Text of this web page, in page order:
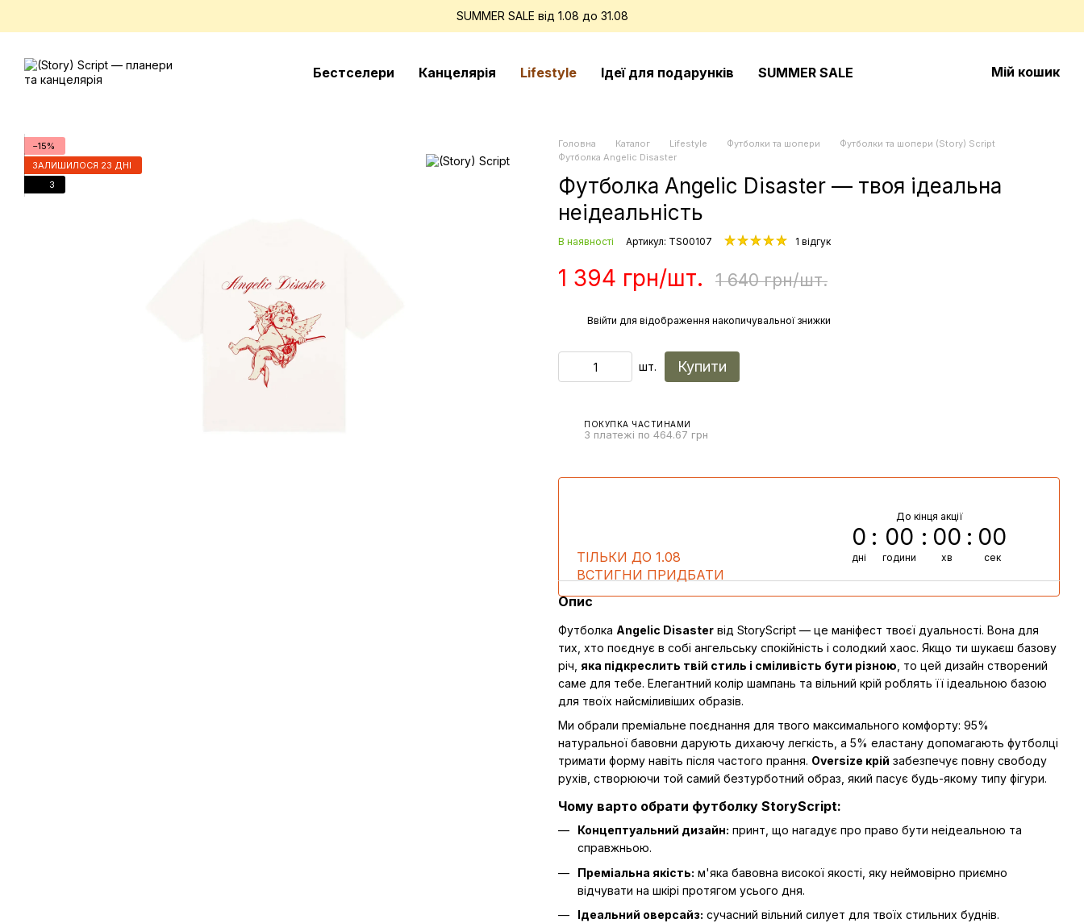
SUMMER SALE від 1.08 до 31.08
Бестселери Канцелярія Lifestyle Ідеї для подарунків SUMMER SALE Мій кошик
−15%
ЗАЛИШИЛОСЯ 23 ДНІ
3
Головна Каталог Lifestyle Футболки та шопери
Футболки та шопери (Story) Script
Футболка Angelic Disaster
Футболка Angelic Disaster — твоя ідеальна
неідеальність
В наявності Артикул: TS00107 1 відгук
1 394 грн/шт. 1 640 грн/шт.
Ввійти для відображення накопичувальної знижки
шт. Купити
ПОКУПКА ЧАСТИНАМИ
3 платежі по 464.67 грн
ТІЛЬКИ ДО 1.08
ВСТИГНИ ПРИДБАТИ
До кінця акції
0
дні
00
години
00
хв
00
сек
Опис
Футболка Angelic Disaster від StoryScript — це маніфест твоєї дуальності. Вона для
тих, хто поєднує в собі ангельську спокійність і солодкий хаос. Якщо ти шукаєш базову
річ, яка підкреслить твій стиль і сміливість бути різною , то цей дизайн створений
саме для тебе. Елегантний колір шампань та вільний крій роблять її ідеальною базою
для твоїх найсміливіших образів.
Ми обрали преміальне поєднання для твого максимального комфорту: 95%
натуральної бавовни дарують дихаючу легкість, а 5% еластану допомагають футболці
тримати форму навіть після частого прання. Oversize крій забезпечує повну свободу
рухів, створюючи той самий безтурботний образ, який пасує будь-якому типу фігури.
Чому варто обрати футболку StoryScript:
Концептуальний дизайн: принт, що нагадує про право бути неідеальною та
справжньою.
Преміальна якість: м'яка бавовна високої якості, яку неймовірно приємно
відчувати на шкірі протягом усього дня.
Ідеальний оверсайз: сучасний вільний силует для твоїх стильних буднів.